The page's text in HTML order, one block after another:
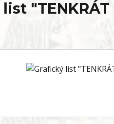
"TENKRÁT